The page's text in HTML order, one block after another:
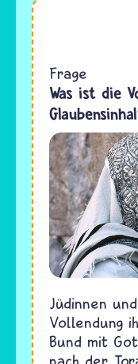
Judentum
Frage
Was ist die
Jüdinnen
Vollendung
Bund mit